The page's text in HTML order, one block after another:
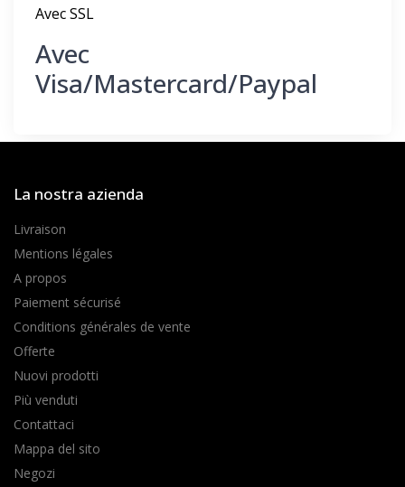
Avec SSL
Avec
Visa/Mastercard/Paypal
La nostra azienda
Livraison
Mentions légales
A propos
Paiement sécurisé
Conditions générales de vente
Offerte
Nuovi prodotti
Più venduti
Contattaci
Mappa del sito
Negozi